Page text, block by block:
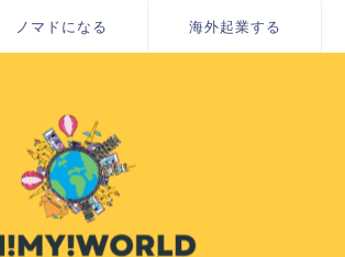
ノマドになる 海外起業する